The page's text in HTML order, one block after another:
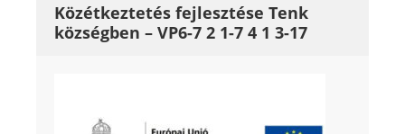
Közétkeztetés fejlesztése Tenk
községben – VP6-7 2 1-7 4 1 3-17